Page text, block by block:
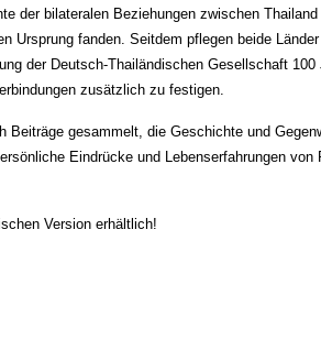
der bilateralen Beziehungen zwischen
Ursprung fanden. Seitdem pflegen beide
der Deutsch-Thailändischen Gesellschaft
zusätzlich zu festigen.
gesammelt, die Geschichte und
Eindrücke und Lebenserfahrungen
Version erhältlich!